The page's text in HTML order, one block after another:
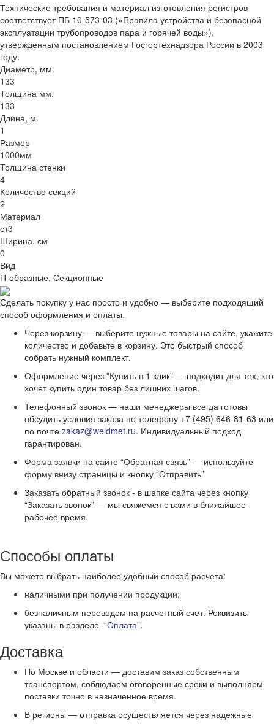
Технические требования и материал изготовления регистров
соответствует ПБ 10-573-03 («Правила устройства и безопасной
эксплуатации трубопроводов пара и горячей воды»),
утвержденным постановлением Госгортехнадзора России в 2003
году.
Диаметр, мм.
133
Толщина мм.
133
Длина, м.
1
Размер
1000мм
Толщина стенки
4
Количество секций
2
Материал
ст3
Ширина, см
0
Вид
П-образные, Секционные
Сделать покупку у нас просто и удобно — выберите подходящий
способ оформления и оплаты.
Через корзину — выберите нужные товары на сайте, укажите
количество и добавьте в корзину. Это быстрый способ
собрать нужный комплект.
Оформление через "Купить в 1 клик" — подходит для тех, кто
хочет купить один товар без лишних шагов.
Телефонный звонок — наши менеджеры всегда готовы
обсудить условия заказа по телефону +7 (495) 646-81-63 или
по почте zakaz@weldmet.ru. Индивидуальный подход
гарантирован.
Форма заявки на сайте “Обратная связь” — используйте
форму внизу страницы и кнопку “Отправить”
Заказать обратный звонок - в шапке сайта через кнопку
“Заказать звонок” — мы свяжемся с вами в ближайшее
рабочее время.
Способы оплаты
Вы можете выбрать наиболее удобный способ расчета:
наличными при получении продукции;
безналичным переводом на расчетный счет. Реквизиты
указаны в разделе “Оплата”.
Доставка
По Москве и области — доставим заказ собственным
транспортом, соблюдаем оговоренные сроки и выполняем
поставки точно в назначенное время.
В регионы — отправка осуществляется через надежные